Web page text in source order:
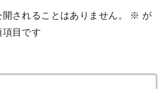
されることはありません。 ※ が
目です